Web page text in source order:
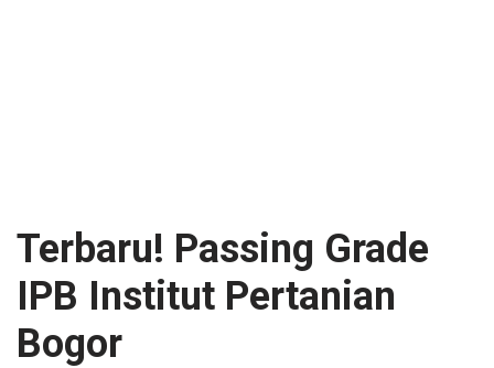
Terbaru! Passing Grade
IPB Institut Pertanian
Bogor